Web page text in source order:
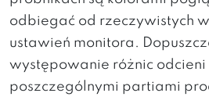
odbiegać od rzeczywistych
ustawień monitora.
występowanie różnic
poszczególnymi partiami